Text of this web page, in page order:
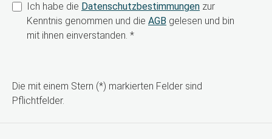
Ich habe die Datenschutzbestimmungen zur
Kenntnis genommen und die AGB gelesen und bin
mit ihnen einverstanden. *
Die mit einem Stern (*) markierten Felder sind
Pflichtfelder.